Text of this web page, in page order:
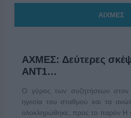
ΑΙΧΜΕΣ
ΑΧΜΕΣ: Δεύτερες
ΑΝΤ1…
Ο γύρος των συζητήσεων
ηγεσία του σταθμού και τα
ολοκληρώθηκε, προς το παρόν Η